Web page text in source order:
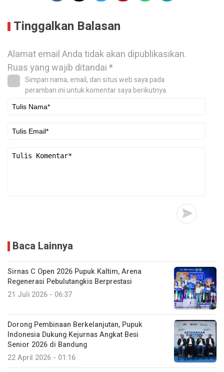
Tinggalkan Balasan
Alamat email Anda tidak akan dipublikasikan.
Ruas yang wajib ditandai*
Simpan nama, email, dan situs web saya pada
peramban ini untuk komentar saya berikutnya.
Baca Lainnya
Sirnas C Open 2026 Pupuk Kaltim, Arena
Regenerasi Pebulutangkis Berprestasi
21 Juli 2026 - 06:37
Dorong Pembinaan Berkelanjutan, Pupuk
Indonesia Dukung Kejurnas Angkat Besi
Senior 2026 di Bandung
22 April 2026 - 01:16